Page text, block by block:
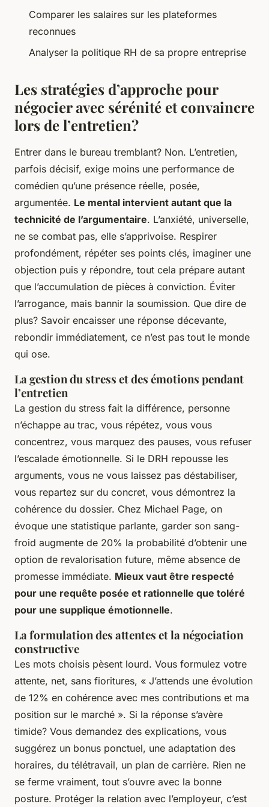
Comparer les salaires sur les plateformes
reconnues
Analyser la politique RH de sa propre entreprise
Les stratégies d’approche pour
négocier avec sérénité et convaincre
lors de l’entretien?
Entrer dans le bureau tremblant? Non. L’entretien,
parfois décisif, exige moins une performance de
comédien qu’une présence réelle, posée,
argumentée. Le mental intervient autant que la
technicité de l’argumentaire. L’anxiété, universelle,
ne se combat pas, elle s’apprivoise. Respirer
profondément, répéter ses points clés, imaginer une
objection puis y répondre, tout cela prépare autant
que l’accumulation de pièces à conviction. Éviter
l’arrogance, mais bannir la soumission. Que dire de
plus? Savoir encaisser une réponse décevante,
rebondir immédiatement, ce n’est pas tout le monde
qui ose.
La gestion du stress et des émotions pendant
l’entretien
La gestion du stress fait la différence, personne
n’échappe au trac, vous répétez, vous vous
concentrez, vous marquez des pauses, vous refuser
l’escalade émotionnelle. Si le DRH repousse les
arguments, vous ne vous laissez pas déstabiliser,
vous repartez sur du concret, vous démontrez la
cohérence du dossier. Chez Michael Page, on
évoque une statistique parlante, garder son sang-
froid augmente de 20% la probabilité d’obtenir une
option de revalorisation future, même absence de
promesse immédiate. Mieux vaut être respecté
pour une requête posée et rationnelle que toléré
pour une supplique émotionnelle.
La formulation des attentes et la négociation
constructive
Les mots choisis pèsent lourd. Vous formulez votre
attente, net, sans fioritures, « J’attends une évolution
de 12% en cohérence avec mes contributions et ma
position sur le marché ». Si la réponse s’avère
timide? Vous demandez des explications, vous
suggérez un bonus ponctuel, une adaptation des
horaires, du télétravail, un plan de carrière. Rien ne
se ferme vraiment, tout s’ouvre avec la bonne
posture. Protéger la relation avec l’employeur, c’est